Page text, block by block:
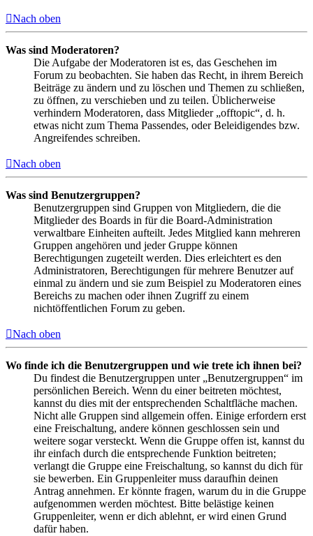
Nach oben
Was sind Moderatoren?
Die Aufgabe der Moderatoren ist es, das Geschehen im
Forum zu beobachten. Sie haben das Recht, in ihrem Bereich
Beiträge zu ändern und zu löschen und Themen zu schließen,
zu öffnen, zu verschieben und zu teilen. Üblicherweise
verhindern Moderatoren, dass Mitglieder „offtopic“, d. h.
etwas nicht zum Thema Passendes, oder Beleidigendes bzw.
Angreifendes schreiben.
Nach oben
Was sind Benutzergruppen?
Benutzergruppen sind Gruppen von Mitgliedern, die die
Mitglieder des Boards in für die Board-Administration
verwaltbare Einheiten aufteilt. Jedes Mitglied kann mehreren
Gruppen angehören und jeder Gruppe können
Berechtigungen zugeteilt werden. Dies erleichtert es den
Administratoren, Berechtigungen für mehrere Benutzer auf
einmal zu ändern und sie zum Beispiel zu Moderatoren eines
Bereichs zu machen oder ihnen Zugriff zu einem
nichtöffentlichen Forum zu geben.
Nach oben
Wo finde ich die Benutzergruppen und wie trete ich ihnen bei?
Du findest die Benutzergruppen unter „Benutzergruppen“ im
persönlichen Bereich. Wenn du einer beitreten möchtest,
kannst du dies mit der entsprechenden Schaltfläche machen.
Nicht alle Gruppen sind allgemein offen. Einige erfordern erst
eine Freischaltung, andere können geschlossen sein und
weitere sogar versteckt. Wenn die Gruppe offen ist, kannst du
ihr einfach durch die entsprechende Funktion beitreten;
verlangt die Gruppe eine Freischaltung, so kannst du dich für
sie bewerben. Ein Gruppenleiter muss daraufhin deinen
Antrag annehmen. Er könnte fragen, warum du in die Gruppe
aufgenommen werden möchtest. Bitte belästige keinen
Gruppenleiter, wenn er dich ablehnt, er wird einen Grund
dafür haben.